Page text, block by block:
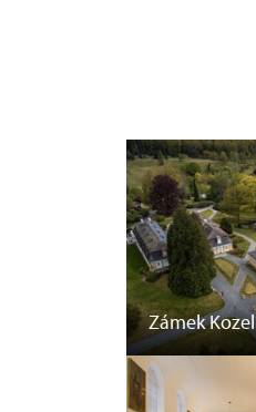
Zámek Kozel